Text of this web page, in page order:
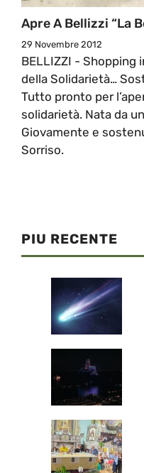
Apre A Bellizzi “La
29 Novembre 2012
BELLIZZI -
della Solidarietà…
Tutto pronto per
solidarietà. Nata da
Giovamente e
Sorriso.
PIU RECENTE